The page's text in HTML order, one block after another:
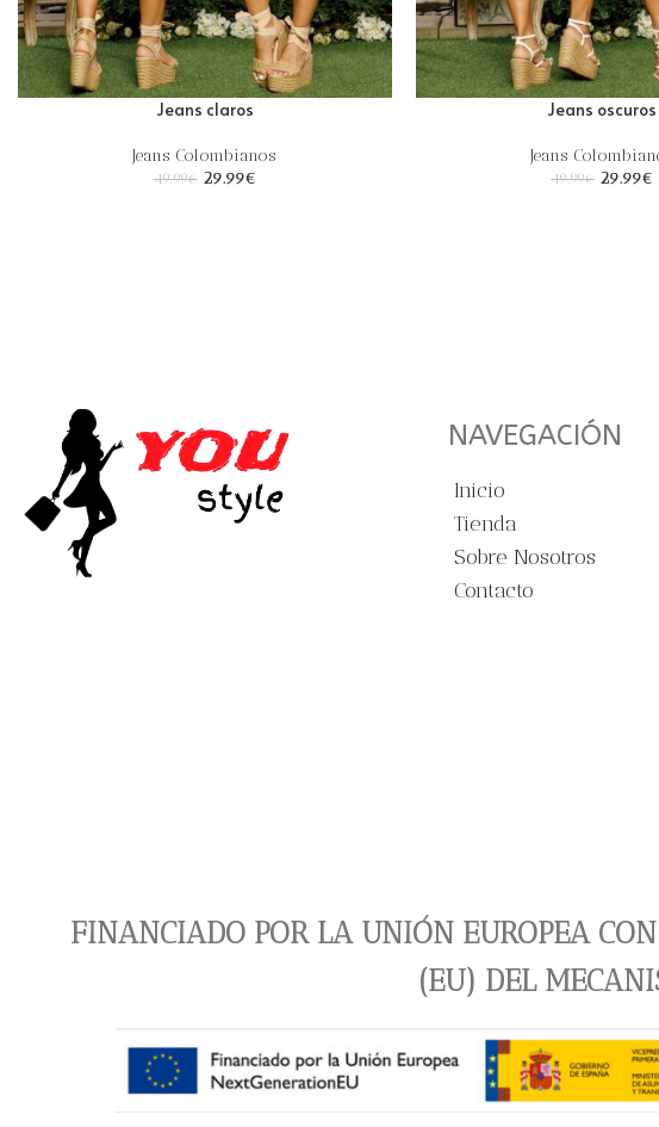
Jeans claros
Jeans Colombianos
49.99€ 29.99€
Jeans oscuros
Jeans
49.99€ 29.99€
NAVEGACIÓN
Inicio
Tienda
Sobre Nosotros
Contacto
FINANCIADO POR LA UNIÓN EUROPEA
(EU) DEL